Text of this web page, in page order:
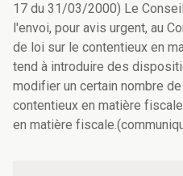
17 du 31/03/2000) Le
l'envoi, pour avis urgent, au
de loi sur le contentieux en
tend à introduire des
modifier un certain nombre
contentieux en matière
en matière